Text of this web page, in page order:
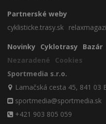
Partnerské weby
cyklisticke.trasy.sk
Novinky Cyklotrasy Bazár
Nezaradené
Cookies
Sportmedia s.r.o.
Lamačská cesta 45, 841 03
sportmedia@sportmedia.sk
+421 903 805 059